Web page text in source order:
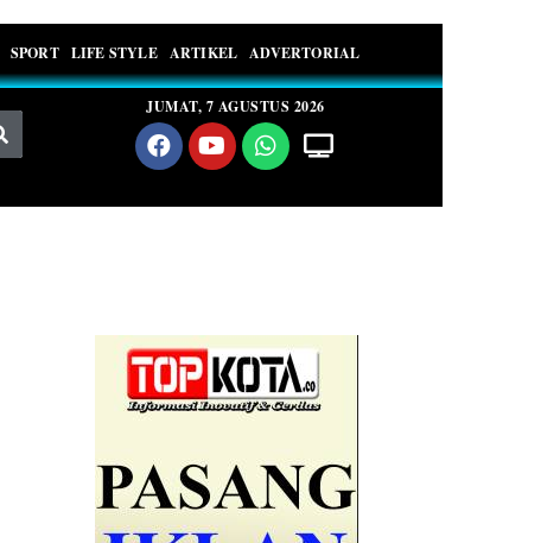
SPORT LIFE STYLE ARTIKEL ADVERTORIAL
JUMAT, 7 AGUSTUS 2026